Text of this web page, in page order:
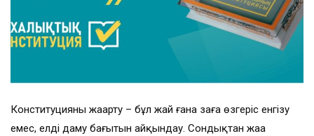
Конституцияны жаңарту – бұл жай ғана заңға өзгеріс енгізу
емес, елдің даму бағытын айқындау. Сондықтан жаңа